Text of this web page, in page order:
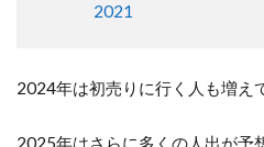
2021
2024年は初売りに行く人も増え
2025年はさらに多くの人出が予